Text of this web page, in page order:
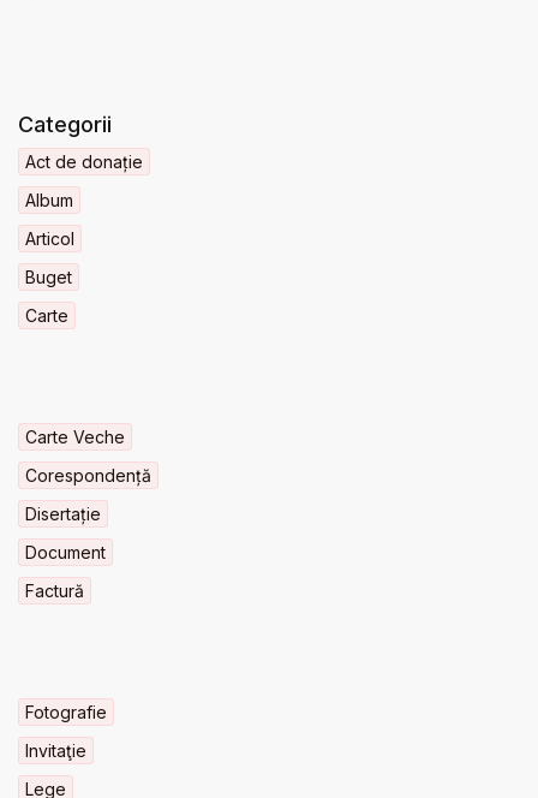
Categorii
Act de donație
Album
Articol
Buget
Carte
Carte Veche
Corespondență
Disertație
Document
Factură
Fotografie
Invitaţie
Lege